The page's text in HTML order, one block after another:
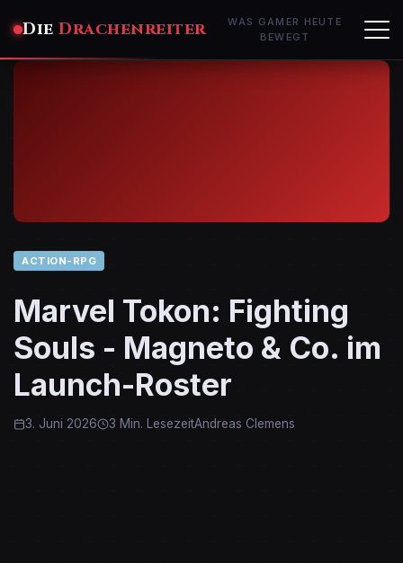
Die Drachenreiter
WAS GAMER HEUTE
BEWEGT
ACTION-RPG
Marvel Tokon: Fighting
Souls - Magneto & Co. im
Launch-Roster
3. Juni 2026 3 Min. LesezeitAndreas Clemens